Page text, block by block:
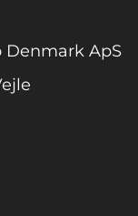
Denmark ApS